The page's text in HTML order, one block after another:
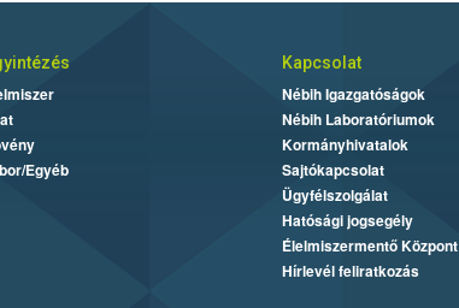
Egyéb
Kapcsolat
Nébih Igazgatóságok
Nébih Laboratóriumok
Kormányhivatalok
Sajtókapcsolat
Ügyfélszolgálat
Hatósági jogsegély
Élelmiszermentő Központ
Hírlevél feliratkozás